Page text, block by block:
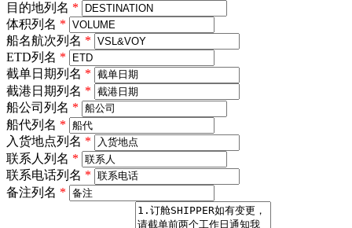
目的地列名 *
体积列名 *
船名航次列名 *
ETD列名 *
截单日期列名 *
截港日期列名 *
船公司列名 *
船代列名 *
入货地点列名 *
联系人列名 *
联系电话列名 *
备注列名 *